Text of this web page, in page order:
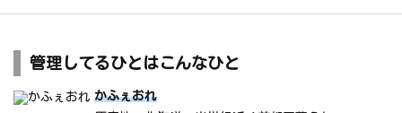
管理してるひとはこんなひと
かふぇおれ